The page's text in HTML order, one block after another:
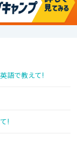
語で教えて!
!